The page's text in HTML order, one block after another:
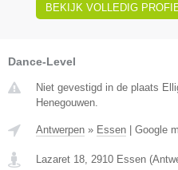
BEKIJK VOLLEDIG
Dance-Level
Niet gevestigd in de plaats
Henegouwen.
Antwerpen » Essen Google
Lazaret 18 2910 Essen (